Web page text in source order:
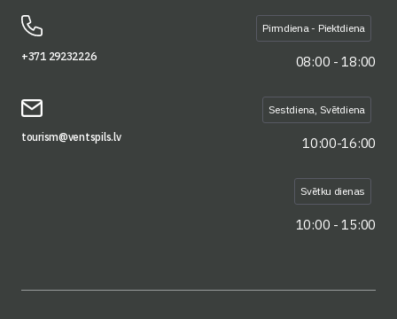
+371 29232226
tourism@ventspils.lv
Pirmdiena - Piektdiena
08:00 - 18:00
Sestdiena, Svētdiena
10:00-16:00
Svētku dienas
10:00 - 15:00